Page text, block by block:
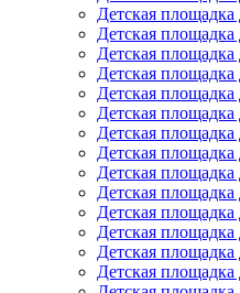
Детская площадка
Детская
Детская площадка
Детская площадка
Детская площадка
Детская
Детская площадка
Детская площадка
Детская площадка
Детская площадка
Детская площадка
Детская площадка
Детская площадка
Детская площадка